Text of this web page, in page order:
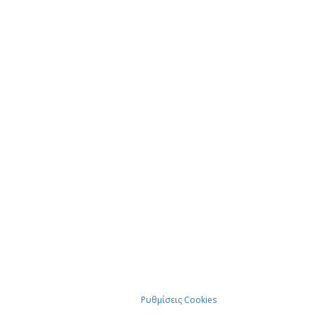
Ρυθμίσεις Cookies